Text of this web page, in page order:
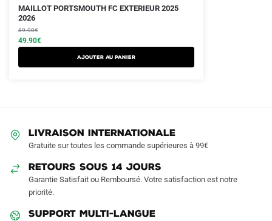
MAILLOT PORTSMOUTH FC EXTERIEUR 2025
2026
89.90€
Le
prix
initial
était :
49.90€
Le
prix
actuel
est :
Ajouter au panier
LIVRAISON INTERNATIONALE
Gratuite sur toutes les commande supérieures à 99€
RETOURS SOUS 14 JOURS
Garantie Satisfait ou Remboursé. Votre satisfaction est notre
priorité.
SUPPORT MULTI-LANGUE